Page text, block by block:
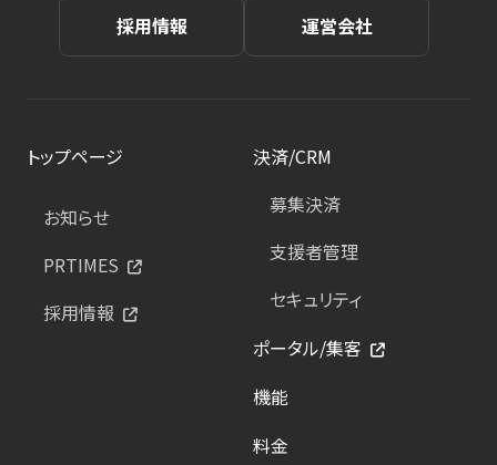
採用情報 運営会社
トップページ
お知らせ
PRTIMES
採用情報
決済/CRM
募集決済
支援者管理
セキュリティ
ポータル/集客
機能
料金